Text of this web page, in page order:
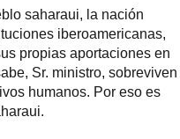
saharaui, la nación
iberoamericanas,
propias aportaciones en
Sr. ministro, sobreviven
humanos. Por eso es